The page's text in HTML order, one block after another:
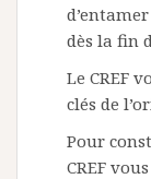
dès la fin
Le CREF
clés de
Pour
CREF